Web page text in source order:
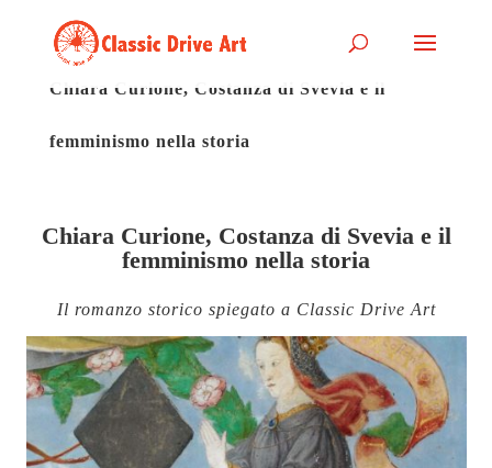
Chiara Curione, Costanza di Svevia e il
femminismo nella storia
Chiara Curione, Costanza di Svevia e il
femminismo nella storia
Il romanzo storico spiegato a Classic Drive Art